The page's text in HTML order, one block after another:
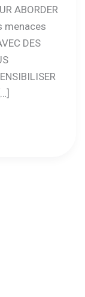
ABORDER
menaces
DES